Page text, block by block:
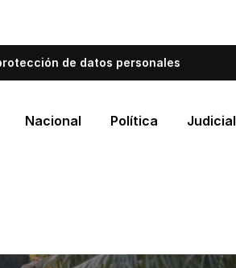
de datos personales
Nacional Política Judicial